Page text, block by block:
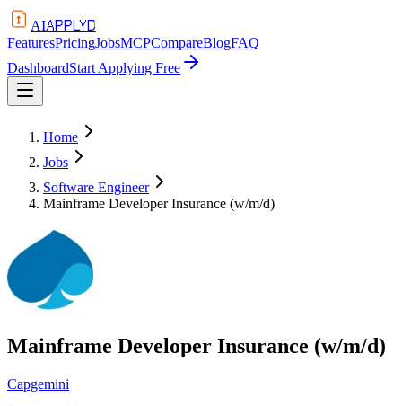
AIAPPLYD
FeaturesPricingJobsMCPCompareBlogFAQ
DashboardStart Applying Free
Home
Jobs
Software Engineer
Mainframe Developer Insurance (w/m/d)
Mainframe Developer Insurance (w/m/d)
Capgemini